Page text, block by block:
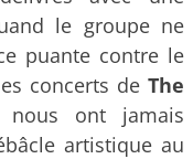
le groupe ne
puante contre le
concerts de The
ont jamais
artistique au